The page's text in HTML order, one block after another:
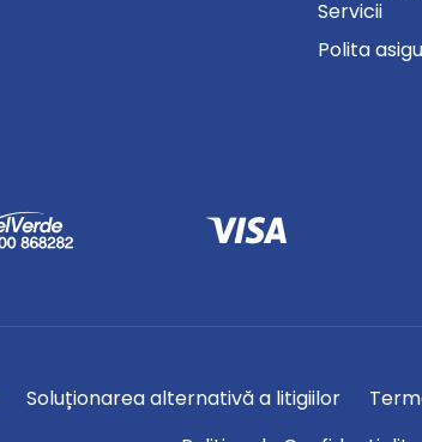
Servicii
Polita
Soluționarea alternativă a litigiilor